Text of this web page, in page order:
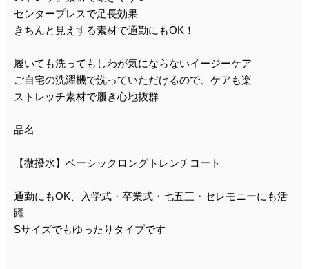
センタープレスで足長効果
きちんと見えする素材で通勤にもOK！
履いても洗ってもしわが気にならないイージーケア
ご自宅の洗濯機で洗っていただけるので、ケアも楽
ストレッチ素材で履き心地抜群
品名
【微撥水】ベーシックロングトレンチコート
通勤にもOK、入学式・卒業式・七五三・セレモニーにも活
躍
Sサイズでもゆったりタイプです